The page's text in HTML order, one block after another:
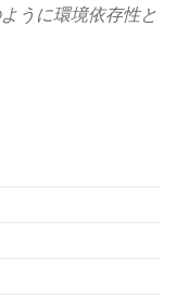
うに環境依存性と